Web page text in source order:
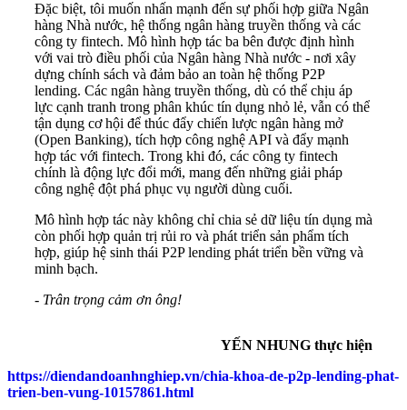
Đặc biệt, tôi muốn nhấn mạnh đến sự phối hợp giữa Ngân
hàng Nhà nước, hệ thống ngân hàng truyền thống và các
công ty fintech. Mô hình hợp tác ba bên được định hình
với vai trò điều phối của Ngân hàng Nhà nước - nơi xây
dựng chính sách và đảm bảo an toàn hệ thống P2P
lending. Các ngân hàng truyền thống, dù có thể chịu áp
lực cạnh tranh trong phân khúc tín dụng nhỏ lẻ, vẫn có thể
tận dụng cơ hội để thúc đẩy chiến lược ngân hàng mở
(Open Banking), tích hợp công nghệ API và đẩy mạnh
hợp tác với fintech. Trong khi đó, các công ty fintech
chính là động lực đổi mới, mang đến những giải pháp
công nghệ đột phá phục vụ người dùng cuối.
Mô hình hợp tác này không chỉ chia sẻ dữ liệu tín dụng mà
còn phối hợp quản trị rủi ro và phát triển sản phẩm tích
hợp, giúp hệ sinh thái P2P lending phát triển bền vững và
minh bạch.
- Trân trọng cảm ơn ông!
YẾN NHUNG thực hiện
https://diendandoanhnghiep.vn/chia-khoa-de-p2p-lending-phat-
trien-ben-vung-10157861.html